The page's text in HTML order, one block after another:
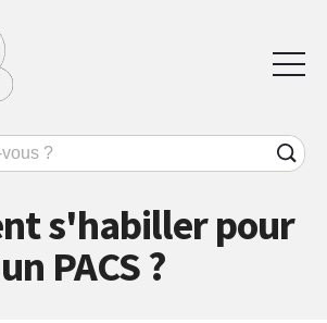
s'habiller pour
un PACS ?